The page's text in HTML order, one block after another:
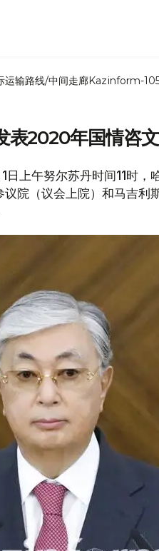
运输路线/中间走廊Kazinform-
表2020年国情咨文
上午努尔苏丹时间11时，
院（议会上院）和马吉利